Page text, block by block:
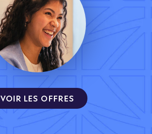
VOIR LES OFFRES